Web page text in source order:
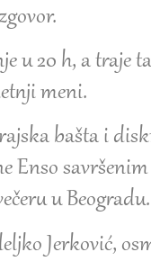
u 20 h, a traje
meni.
bašta i
Enso
u Beogradu.
Jerković,